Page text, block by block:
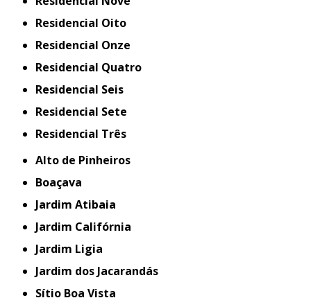
Residencial Oito
Residencial Onze
Residencial Quatro
Residencial Seis
Residencial Sete
Residencial Três
Alto de Pinheiros
Boaçava
Jardim Atibaia
Jardim Califórnia
Jardim Ligia
Jardim dos Jacarandás
Sítio Boa Vista